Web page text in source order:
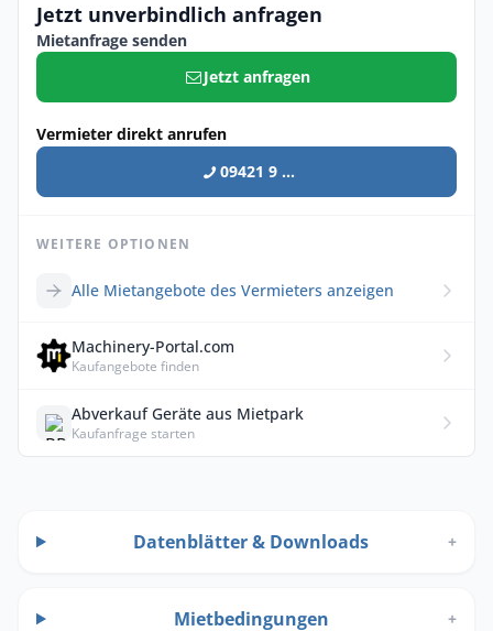
Jetzt unverbindlich anfragen
Mietanfrage senden
Jetzt anfragen
Vermieter direkt anrufen
09421 9 ...
WEITERE OPTIONEN
Alle Mietangebote des Vermieters anzeigen
Machinery-Portal.com
Kaufangebote finden
Abverkauf Geräte aus Mietpark
Kaufanfrage starten
Datenblätter & Downloads +
Mietbedingungen +